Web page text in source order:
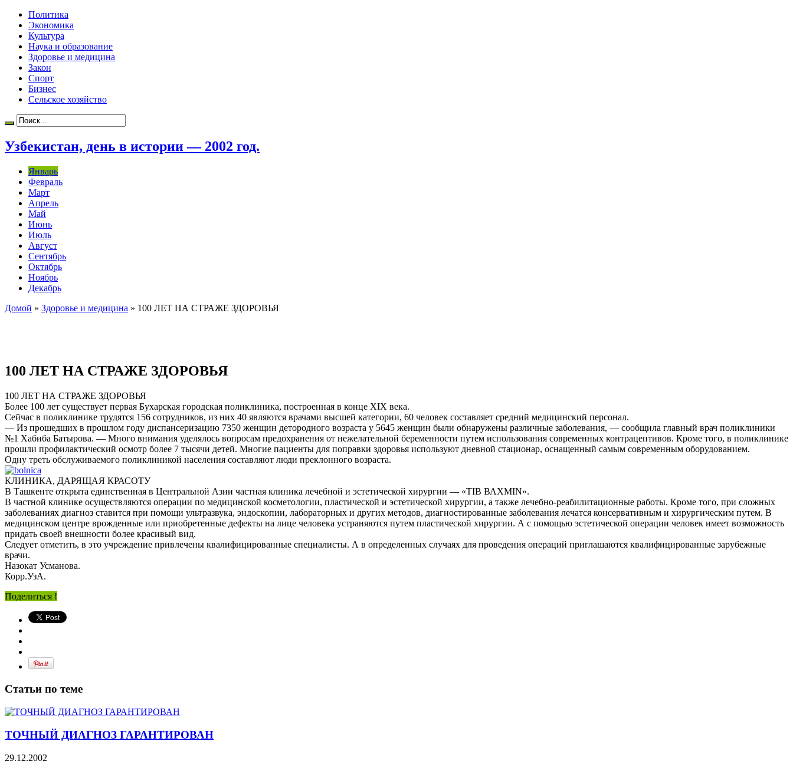
Политика
Экономика
Культура
Наука и образование
Здоровье и медицина
Закон
Спорт
Бизнес
Сельское хозяйство
Узбекистан, день в истории — 2002 год.
Январь
Февраль
Март
Апрель
Май
Июнь
Июль
Август
Сентябрь
Октябрь
Ноябрь
Декабрь
Домой » Здоровье и медицина » 100 ЛЕТ НА СТРАЖЕ ЗДОРОВЬЯ
100 ЛЕТ НА СТРАЖЕ ЗДОРОВЬЯ
100 ЛЕТ НА СТРАЖЕ ЗДОРОВЬЯ
Более 100 лет существует первая Бухарская городская поликлиника, построенная в конце XIX века.
Сейчас в поликлинике трудятся 156 сотрудников, из них 40 являются врачами высшей категории, 60 человек составляет средний медицинский персонал.
— Из прошедших в прошлом году диспансеризацию 7350 женщин детородного возраста у 5645 женщин были обнаружены различные заболевания, — сообщила главный врач поликлиники
№1 Хабиба Батырова. — Много внимания уделялось вопросам предохранения от нежелательной беременности путем использования современных контрацептивов. Кроме того, в поликлинике
прошли профилактический осмотр более 7 тысячи детей. Многие пациенты для поправки здоровья используют дневной стационар, оснащенный самым современным оборудованием.
Одну треть обслуживаемого поликлиникой населения составляют люди преклонного возраста.
КЛИНИКА, ДАРЯЩАЯ КРАСОТУ
В Ташкенте открыта единственная в Центральной Азии частная клиника лечебной и эстетической хирургии — «ТIВ ВАХМIN».
В частной клинике осуществляются операции по медицинской косметологии, пластической и эстетической хирургии, а также лечебно-реабилитационные работы. Кроме того, при сложных
заболеваниях диагноз ставится при помощи ультразвука, эндоскопии, лабораторных и других методов, диагностированные заболевания лечатся консервативным и хирургическим путем. В
медицинском центре врожденные или приобретенные дефекты на лице человека устраняются путем пластической хирургии. А с помощью эстетической операции человек имеет возможность
придать своей внешности более красивый вид.
Следует отметить, в это учреждение привлечены квалифицированные специалисты. А в определенных случаях для проведения операций приглашаются квалифицированные зарубежные
врачи.
Назокат Усманова.
Корр.УзА.
Поделиться !
Статьи по теме
ТОЧНЫЙ ДИАГНОЗ ГАРАНТИРОВАН
29.12.2002